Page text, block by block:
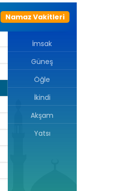
Namaz Vakitleri
İmsak
Güneş
Öğle
İkindi
Akşam
Yatsı